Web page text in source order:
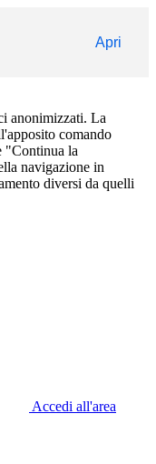
Apri
anonimizzati. La
comando
"Continua la
navigazione in
diversi da quelli
Accedi all'area